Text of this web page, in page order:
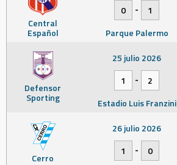
Central
Español
0
-
1
Parque Palermo
Defensor
Sporting
25 julio 2026
1
-
2
Estadio Luis Franzini
Cerro
26 julio 2026
1
-
0